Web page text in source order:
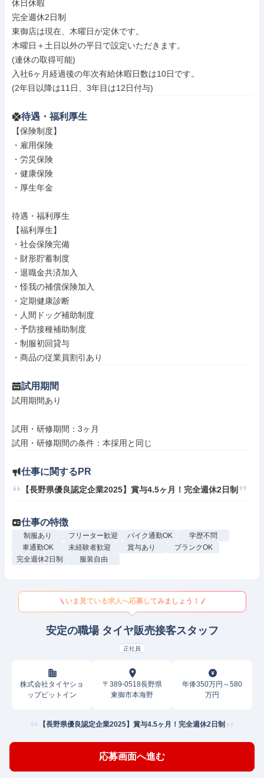
休日休暇
完全週休2日制
東御店は現在、木曜日が定休です。
木曜日＋土日以外の平日で設定いただきます。
(連休の取得可能)
入社6ヶ月経過後の年次有給休暇日数は10日です。
(2年目以降は11日、3年目は12日付与)
待遇・福利厚生
【保険制度】
・雇用保険
・労災保険
・健康保険
・厚生年金
待遇・福利厚生
【福利厚生】
・社会保険完備
・財形貯蓄制度
・退職金共済加入
・怪我の補償保険加入
・定期健康診断
・人間ドッグ補助制度
・予防接種補助制度
・制服初回貸与
・商品の従業員割引あり
試用期間
試用期間あり
試用・研修期間：3ヶ月
仕事に関するPR
【長野県優良認定企業2025】賞与4.5ヶ月！完全週休2日制
仕事の特徴
制服あり フリーター歓迎 バイク通勤OK
学歴不問
車通勤OK
未経験者歓迎 賞与あり
ブランクOK
完全週休2日制
服装自由
いま見ている求人へ応募してみましょう！
安定の職場 タイヤ販売接客スタッフ
正社員
株式会社タイヤショ
ップピットイン
〒389-0518長野県
東御市本海野
年俸350万円～580
万円
【長野県優良認定企業2025】賞与4.5ヶ月！完全週休2日制
応募画面へ進む